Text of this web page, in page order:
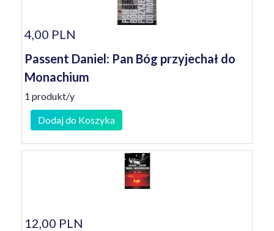
4,00 PLN
Passent Daniel: Pan Bóg przyjechał do
Monachium
1 produkt/y
Dodaj do Koszyka
12,00 PLN